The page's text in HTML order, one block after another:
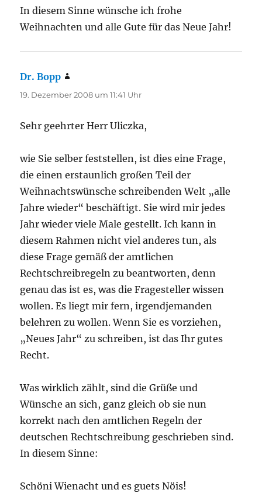
In diesem Sinne wünsche ich frohe
Weihnachten und alle Gute für das Neue Jahr!
Dr. Bopp
19. Dezember 2008 um 11:41 Uhr
Sehr geehrter Herr Uliczka,
wie Sie selber feststellen, ist dies eine Frage,
die einen erstaunlich großen Teil der
Weihnachtswünsche schreibenden Welt „alle
Jahre wieder“ beschäftigt. Sie wird mir jedes
Jahr wieder viele Male gestellt. Ich kann in
diesem Rahmen nicht viel anderes tun, als
diese Frage gemäß der amtlichen
Rechtschreibregeln zu beantworten, denn
genau das ist es, was die Fragesteller wissen
wollen. Es liegt mir fern, irgendjemanden
belehren zu wollen. Wenn Sie es vorziehen,
„Neues Jahr“ zu schreiben, ist das Ihr gutes
Recht.
Was wirklich zählt, sind die Grüße und
Wünsche an sich, ganz gleich ob sie nun
korrekt nach den amtlichen Regeln der
deutschen Rechtschreibung geschrieben sind.
In diesem Sinne:
Schöni Wienacht und es guets Nöis!